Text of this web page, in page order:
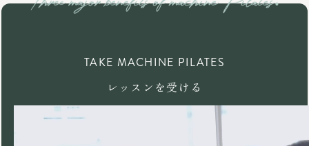
TAKE MACHINE PILATES
レッスンを受ける